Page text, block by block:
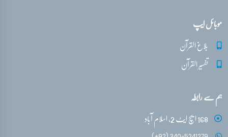
موبائل ایپ
بلاغ القرآن
تفسیر القرآن
ہم سے رابطہ
168 ایچ ایٹ 2، اسلام آباد